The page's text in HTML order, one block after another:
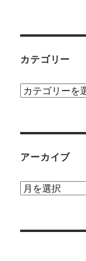
カテゴリー
カ
ー
アーカイブ
ア